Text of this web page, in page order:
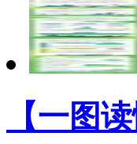
【一图